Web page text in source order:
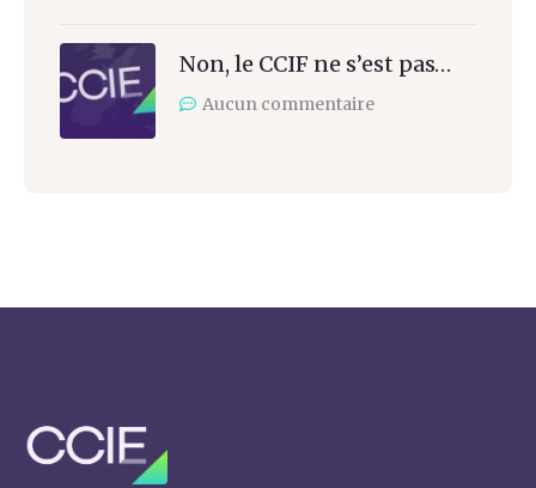
Non, le CCIF ne s’est pas…
Aucun commentaire